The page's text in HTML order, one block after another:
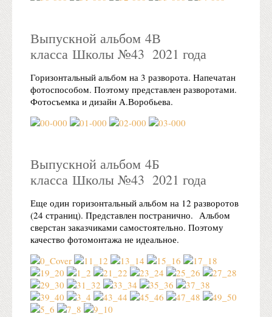
Выпускной альбом 4В
класса Школы №43 2021 года
Горизонтальный альбом на 3 разворота. Напечатан
фотоспособом. Поэтому представлен разворотами.
Фотосъемка и дизайн А.Воробьева.
Выпускной альбом 4Б
класса Школы №43 2021 года
Еще один горизонтальный альбом на 12 разворотов
(24 страниц). Представлен постранично. Альбом
сверстан заказчиками самостоятельно. Поэтому
качество фотомонтажа не идеальное.